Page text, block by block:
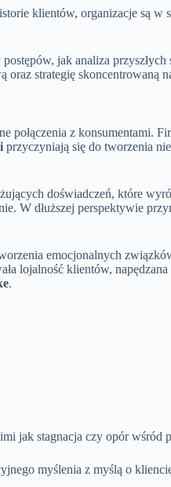
klientów, organizacje są w
jak analiza
strategię skoncentrowaną
połączenia z konsumentami.
przyczyniają się do tworzenia
doświadczeń, które
W dłuższej perspektywie
emocjonalnych
lojalność klientów,
.
jak stagnacja czy opór wśród
myślenia z myślą o